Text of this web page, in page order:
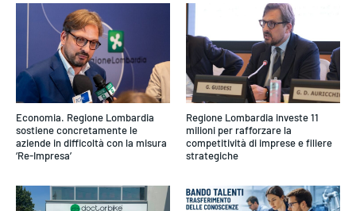
Economia. Regione Lombardia
sostiene concretamente le
aziende in difficoltà con la misura
‘Re-Impresa’
Regione Lombardia investe 11
milioni per rafforzare la
competitività di imprese e filiere
strategiche